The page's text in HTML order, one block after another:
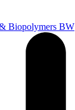
Biopolymers BW